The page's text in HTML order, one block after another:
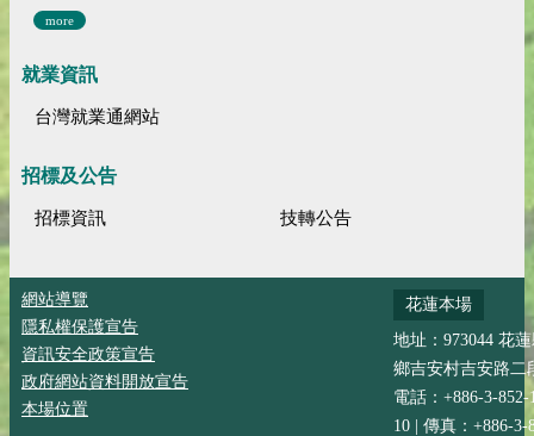
more
就業資訊
台灣就業通網站
招標及公告
招標資訊 技轉公告
網站導覽
隱私權保護宣告
資訊安全政策宣告
政府網站資料開放宣告
本場位置
花蓮本場
地址：973044 花
鄉吉安村吉安路二
電話：+886-3-852-
10 | 傳真：+886-3-